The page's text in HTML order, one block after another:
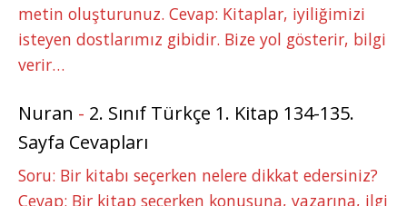
metin oluşturunuz. Cevap: Kitaplar, iyiliğimizi
isteyen dostlarımız gibidir. Bize yol gösterir, bilgi
verir…
Nuran - 2. Sınıf Türkçe 1. Kitap 134-135.
Sayfa Cevapları
Soru: Bir kitabı seçerken nelere dikkat edersiniz?
Cevap: Bir kitap seçerken konusuna, yazarına, ilgi